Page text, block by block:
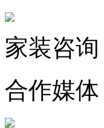
家装咨询
合作媒体